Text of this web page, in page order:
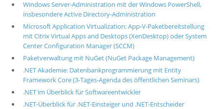
Windows Server-Administration mit der Windows PowerShell,
insbesondere Active Directory-Administration
Microsoft Application Virtualization: App-V-Paketbereitstellung
mit Citrix Virtual Apps and Desktops (XenDesktop) oder System
Center Configuration Manager (SCCM)
Paketverwaltung mit NuGet (NuGet Package Management)
.NET Akademie: Datenbankprogrammierung mit Entity
Framework Core (3-Tages-Agenda des öffentlichen Seminars)
.NET im Überblick für Softwareentwickler
.NET-Überblick für .NET-Einsteiger und .NET-Entscheider